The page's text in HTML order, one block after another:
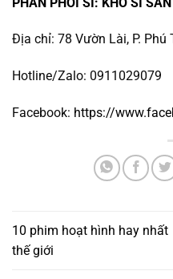
Địa chỉ: 78 Vườn Lài, P. Phú
Hotline/Zalo: 0911029079
Facebook: https://
10 phim hoạt hình hay nhất
thế giới